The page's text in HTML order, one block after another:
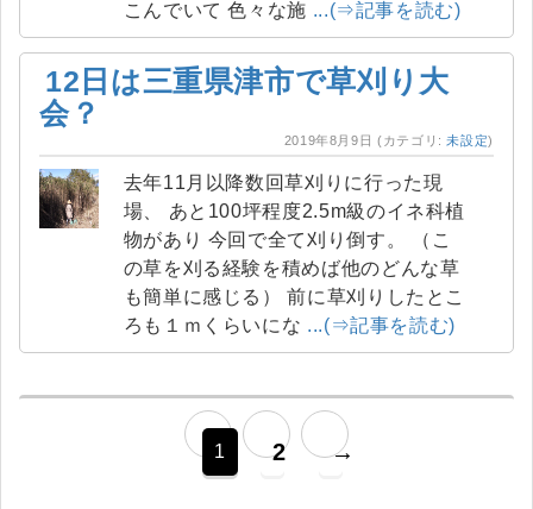
こんでいて 色々な施 ...(⇒記事を読む)
12日は三重県津市で草刈り大
会？
2019年8月9日 (カテゴリ:未設定)
去年11月以降数回草刈りに行った現
場、 あと100坪程度2.5m級のイネ科植
物があり 今回で全て刈り倒す。 （こ
の草を刈る経験を積めば他のどんな草
も簡単に感じる） 前に草刈りしたとこ
ろも１ｍくらいにな ...(⇒記事を読む)
1 2 →